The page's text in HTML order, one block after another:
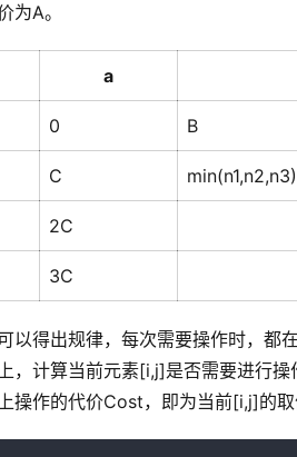
为A。
a
0 B
C min(n1,n2,n3)
2C
3C
以得出规律，每次需要操作时，
，计算当前元素[i,j]是否需要进行
操作的代价Cost，即为当前[i,j]的